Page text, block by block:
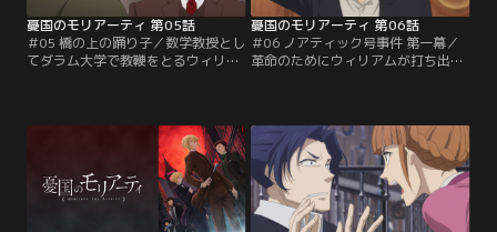
憂国のモリアーティ 第05話
＃05 橋の上の踊り子／数学教授とし
てダラム大学で教鞭をとるウィリア
た酒場の女給が、橋の上から身を投
げて亡くなったばかり。大学の経営
を手伝うジェントリーのダドリー
は、特に心配する必要はないと言う
が…。不審に思ったウィリアムはふ
たりの仲間を呼び寄せ…。
憂国のモリアーティ 第06話
＃06 ノアティック号事件 第一幕／
革命のためにウィリアムが打ち出し
の劇場化”。ウィリアムが犯罪劇の
最初の舞台として選んだのは、豪華
客船「ノアティック号」。主演は若
き伯爵、ブリッツ・エンダース。彼
には人狩りをしているという黒い噂
があって…。